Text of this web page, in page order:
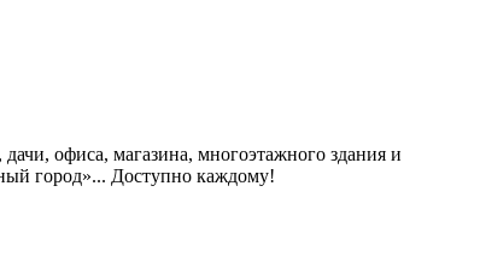
офиса, магазина, многоэтажного здания и
город»... Доступно каждому!